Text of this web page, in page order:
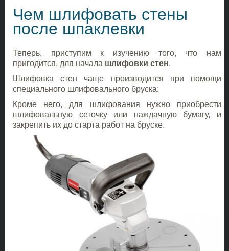
Чем шлифовать стены
после шпаклевки
Теперь, приступим к изучению того, что нам
пригодится, для начала шлифовки стен.
Шлифовка стен чаще производится при помощи
специального шлифовального бруска:
Кроме него, для шлифования нужно приобрести
шлифовальную сеточку или наждачную бумагу, и
закрепить их до старта работ на бруске.